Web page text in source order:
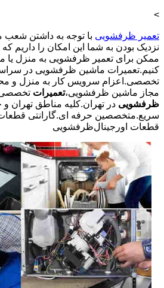
>
تعمیر ظرفشویی با توجه به داشتن شعب
نزدیک بودن به شما این امکان را داریم
ممکن برای تعمیر ظرفشویی به منزل یا
کنیم.تعمیرات ماشین ظرفشویی در
تخصصی.اعزام سرویس کار به منزل و
مجاز ماشین ظرفشویی،تعمیرات تخصصی
ظرفشویی در تهران.کلیه مناطق تهران
سریع.متخصصین حرفه ای.گارانتی
قطعات اورجینالظرفشویی